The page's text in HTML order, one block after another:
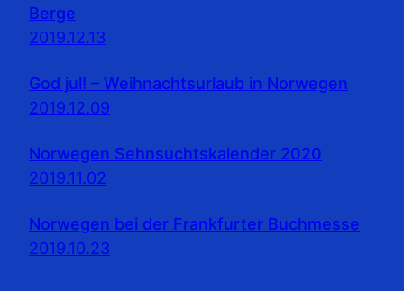
Berge
2019.12.13
God jul! – Weihnachtsurlaub in Norwegen
2019.12.09
Norwegen Sehnsuchtskalender 2020
2019.11.02
Norwegen bei der Frankfurter Buchmesse
2019.10.23